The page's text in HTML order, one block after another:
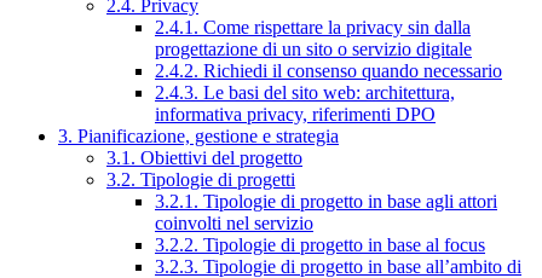
2.4. Privacy
2.4.1. Come rispettare la privacy sin dalla
progettazione di un sito o servizio digitale
2.4.2. Richiedi il consenso quando necessario
2.4.3. Le basi del sito web: architettura,
informativa privacy, riferimenti DPO
3. Pianificazione, gestione e strategia
3.1. Obiettivi del progetto
3.2. Tipologie di progetti
3.2.1. Tipologie di progetto in base agli attori
coinvolti nel servizio
3.2.2. Tipologie di progetto in base al focus
3.2.3. Tipologie di progetto in base all’ambito di